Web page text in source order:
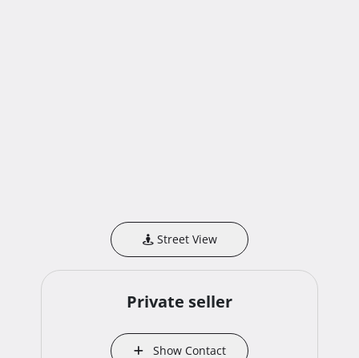
Street View
Private seller
Show Contact